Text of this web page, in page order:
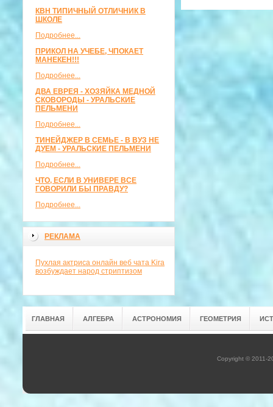
КВН ТИПИЧНЫЙ ОТЛИЧНИК В
ШКОЛЕ
Подробнее...
ПРИКОЛ НА УЧЕБЕ, ЧПОКАЕТ
МАНЕКЕН!!!
Подробнее...
ДВА ЕВРЕЯ - ХОЗЯЙКА МЕДНОЙ
СКОВОРОДЫ - УРАЛЬСКИЕ
ПЕЛЬМЕНИ
Подробнее...
ТИНЕЙДЖЕР В СЕМЬЕ - В ВУЗ НЕ
ДУЕМ - УРАЛЬСКИЕ ПЕЛЬМЕНИ
Подробнее...
ЧТО, ЕСЛИ В УНИВЕРЕ ВСЕ
ГОВОРИЛИ БЫ ПРАВДУ?
Подробнее...
РЕКЛАМА
Пухлая актриса онлайн веб чата Kira
возбуждает народ стриптизом
ГЛАВНАЯ АЛГЕБРА АСТРОНОМИЯ ГЕОМЕТРИЯ
Copyright © 2011-